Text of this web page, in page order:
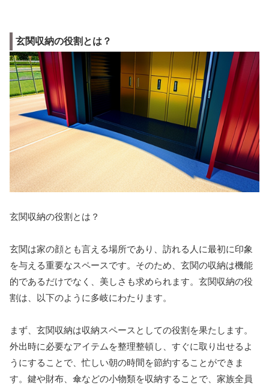
玄関収納の役割とは？
玄関収納の役割とは？
玄関は家の顔とも言える場所であり、訪れる人に最初に印象
を与える重要なスペースです。そのため、玄関の収納は機能
的であるだけでなく、美しさも求められます。玄関収納の役
割は、以下のように多岐にわたります。
まず、玄関収納は収納スペースとしての役割を果たします。
外出時に必要なアイテムを整理整頓し、すぐに取り出せるよ
うにすることで、忙しい朝の時間を節約することができま
す。鍵や財布、傘などの小物類を収納することで、家族全員